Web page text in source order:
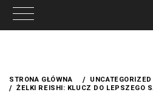
treści
STRONA GŁÓWNA
UNCATEGORIZED
ŻELKI REISHI: KLUCZ DO LEPSZEGO